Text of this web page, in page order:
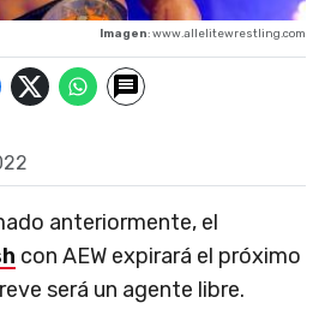
Imagen: www.allelitewrestling.com
anteriormente, el
con AEW expirará el próximo
será un agente libre.